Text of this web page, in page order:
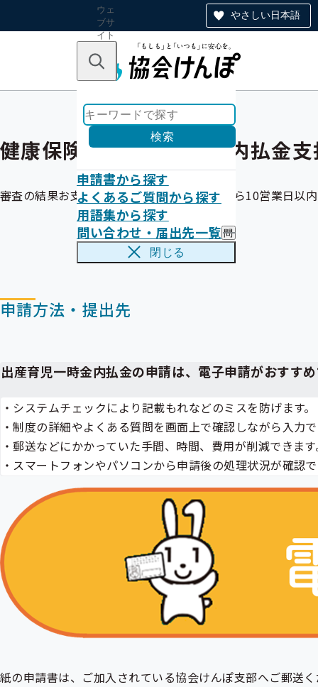
やさしい日本語
ウェ
ブサ
イト
のナ
ン
キーワードで探す
検索
申請書から探す
よくあるご質問から探す
用語集から探す
問い合わせ・届出先一覧 問
い
の
メ
ニ
ー
閉じる
健康保険出産育児一時金内払金
審査の結果お支払い可能であれば、受付日から10営業日以
申請方法・提出先
出産育児一時金内払金の申請は、電子申請がおすす
・システムチェックにより記載もれなどのミスを防げます。
・制度の詳細やよくある質問を画面上で確認しながら入力
・郵送などにかかっていた手間、時間、費用が削減できま
・スマートフォンやパソコンから申請後の処理状況が確認
紙の申請書は、ご加入されている協会けんぽ支部へご郵送